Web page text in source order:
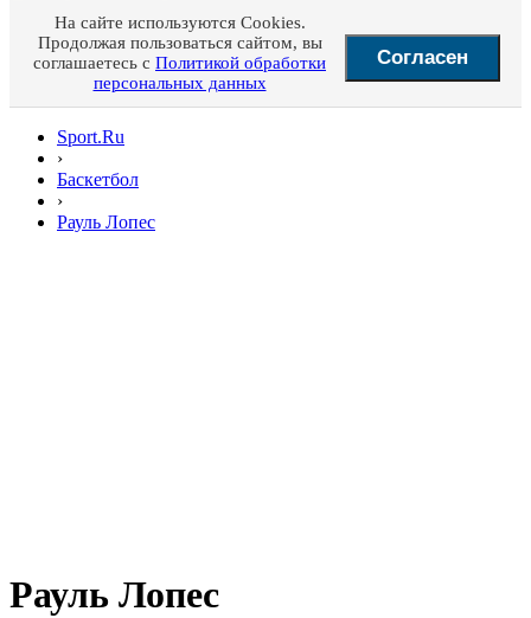
На сайте используются Cookies.
Продолжая пользоваться сайтом, вы
соглашаетесь с Политикой обработки
персональных данных
Согласен
Sport.Ru
›
Баскетбол
›
Рауль Лопес
Рауль Лопес